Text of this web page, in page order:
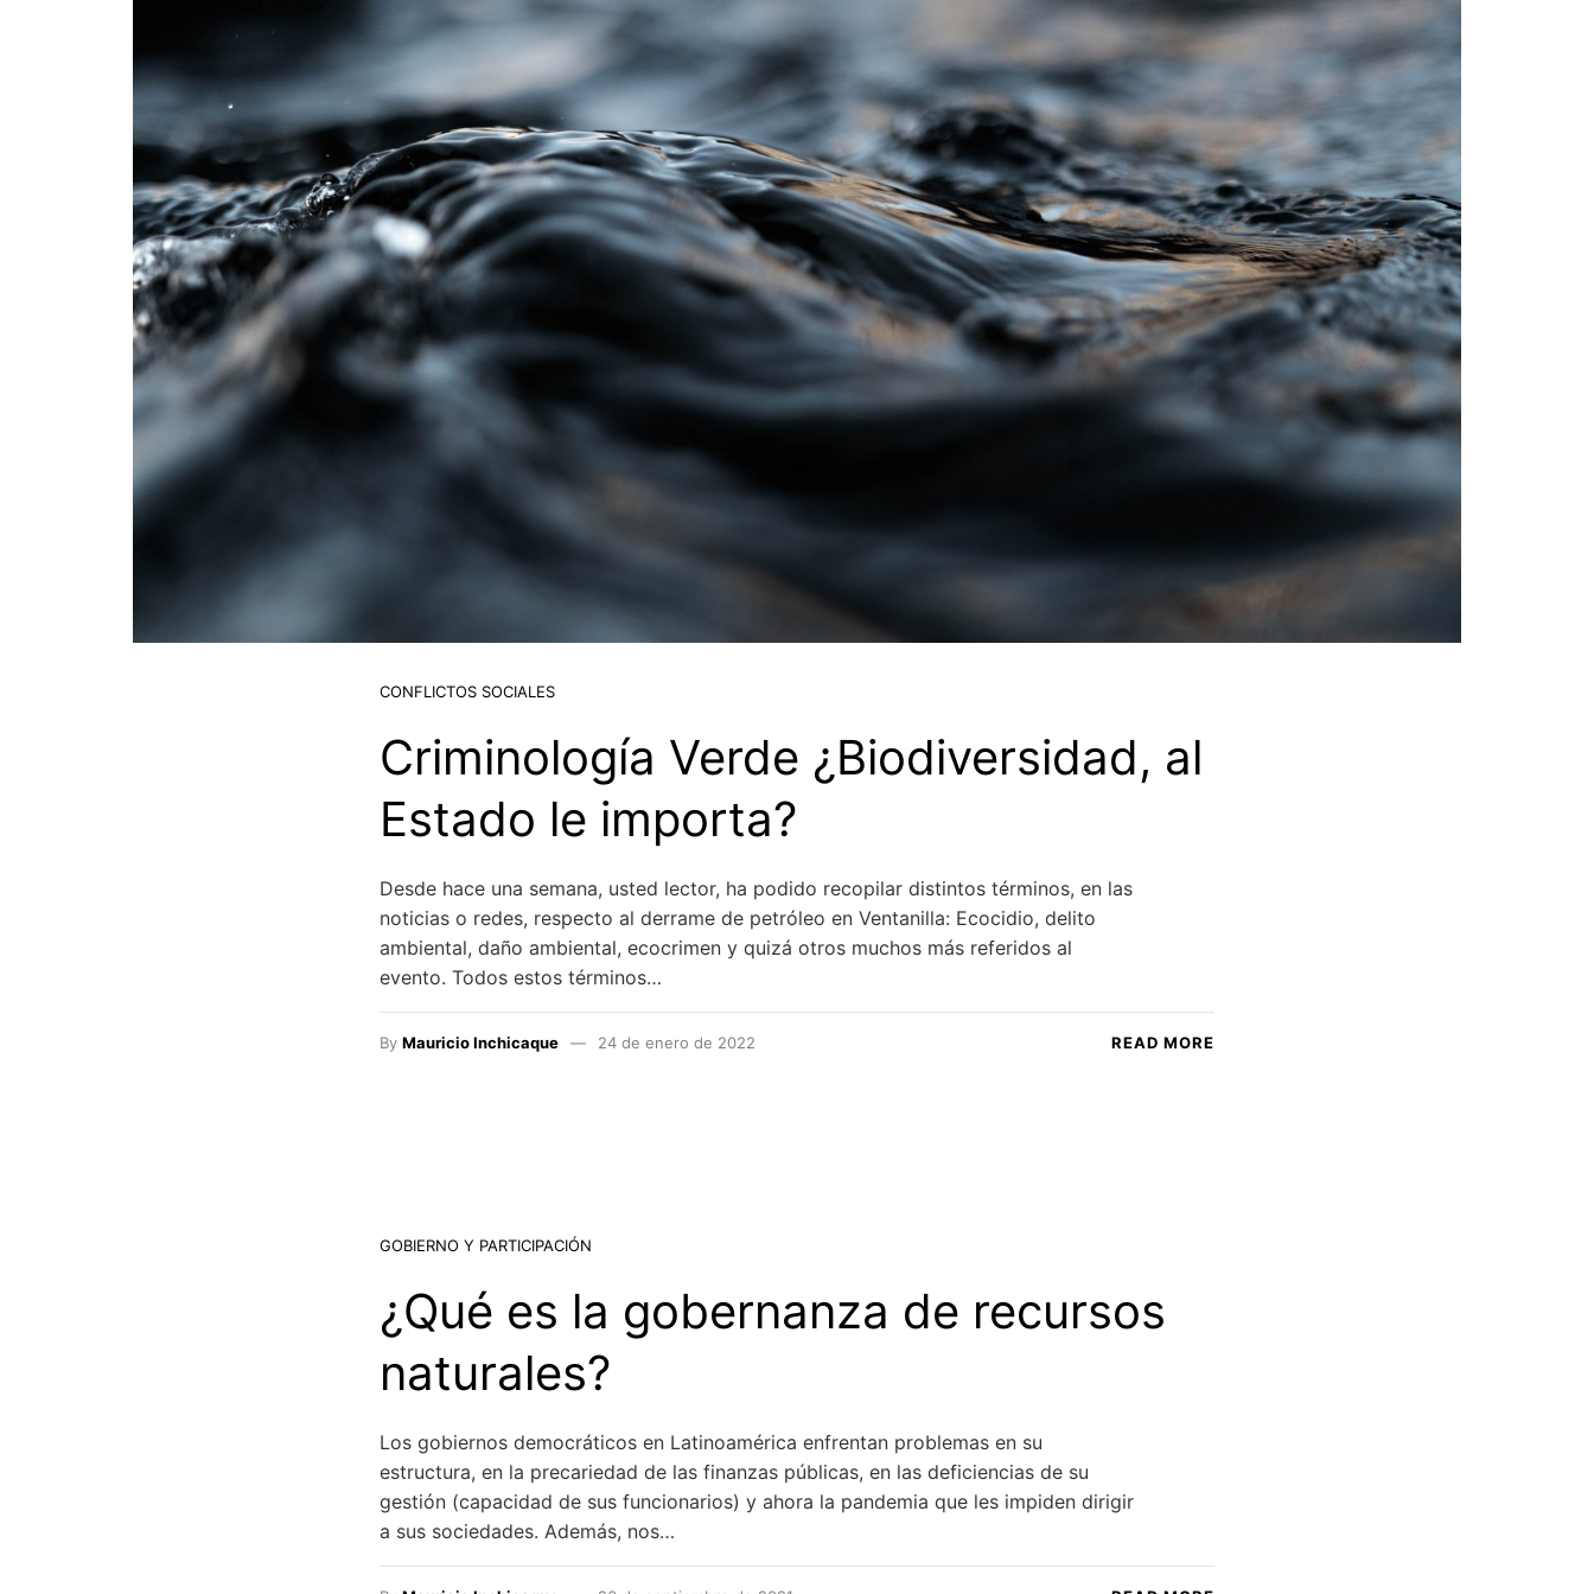
CONFLICTOS SOCIALES
Criminología Verde ¿Biodiversidad, al
Estado le importa?
Desde hace una semana, usted lector, ha podido recopilar distintos términos, en las
noticias o redes, respecto al derrame de petróleo en Ventanilla: Ecocidio, delito
ambiental, daño ambiental, ecocrimen y quizá otros muchos más referidos al
evento. Todos estos términos…
By Mauricio Inchicaque 24 de enero de 2022 READ MORE
GOBIERNO Y PARTICIPACIÓN
¿Qué es la gobernanza de recursos
naturales?
Los gobiernos democráticos en Latinoamérica enfrentan problemas en su
estructura, en la precariedad de las finanzas públicas, en las deficiencias de su
gestión (capacidad de sus funcionarios) y ahora la pandemia que les impiden dirigir
a sus sociedades. Además, nos…